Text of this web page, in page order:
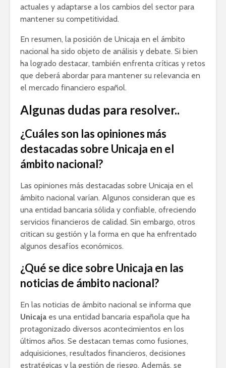
actuales y adaptarse a los cambios del sector para
mantener su competitividad.
En resumen, la posición de Unicaja en el ámbito
nacional ha sido objeto de análisis y debate. Si bien
ha logrado destacar, también enfrenta críticas y retos
que deberá abordar para mantener su relevancia en
el mercado financiero español.
Algunas dudas para resolver..
¿Cuáles son las opiniones más
destacadas sobre Unicaja en el
ámbito nacional?
Las opiniones más destacadas sobre Unicaja en el
ámbito nacional varían. Algunos consideran que es
una entidad bancaria sólida y confiable, ofreciendo
servicios financieros de calidad. Sin embargo, otros
critican su gestión y la forma en que ha enfrentado
algunos desafíos económicos.
¿Qué se dice sobre Unicaja en las
noticias de ámbito nacional?
En las noticias de ámbito nacional se informa que
Unicaja es una entidad bancaria española que ha
protagonizado diversos acontecimientos en los
últimos años. Se destacan temas como fusiones,
adquisiciones, resultados financieros, decisiones
estratégicas y la gestión de riesgo. Además, se